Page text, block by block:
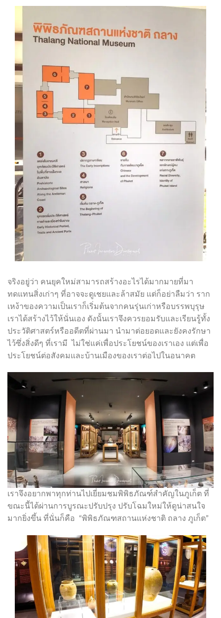
จริงอยู่ว่า คนยุคใหม่สามารถสร้างอะไรได้มากมายที่มา
ทดแทนสิ่งเก่าๆ ที่อาจจะดูเชยและล้าสมัย แต่ก็อย่าลืมว่า ราก
เหง้าของความเป็นเราก็เริ่มต้นจากคนรุ่นเก่าหรือบรรพบุรุษ
เราได้สร้างไว้ให้นั่นเอง ดังนั้นเราจึงควรยอมรับและเรียนรู้ทั้ง
ประวัติศาสตร์หรืออดีตที่ผ่านมา นำมาต่อยอดและยังคงรักษา
ไว้ซึ่งสิ่งดีๆ ที่เรามี ไม่ใช่แค่เพื่อประโยชน์ของเราเอง แต่เพื่อ
ประโยชน์ต่อสังคมและบ้านเมืองของเราต่อไปในอนาคต
เราจึงอยากพาทุกท่านไปเยี่ยมชมพิพิธภัณฑ์สำคัญในภูเก็ต ที่
ขณะนี้ได้ผ่านการบูรณะปรับปรุง ปรับโฉมใหม่ให้ดูน่าสนใจ
มากยิ่งขึ้น ที่นั่นก็คือ “พิพิธภัณฑสถานแห่งชาติ ถลาง ภูเก็ต”